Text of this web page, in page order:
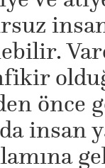
önce
insan